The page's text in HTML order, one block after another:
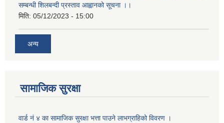
सम्बन्धी शिलबन्दी प्रस्ताव आह्वानको सूचना ।।
मिति: 05/12/2023 - 15:00
अन्य
सामाजिक सुरक्षा
वार्ड नं ४ का सामाजिक सुरक्षा भत्ता पाउने लाभग्राहिको विवरण ।